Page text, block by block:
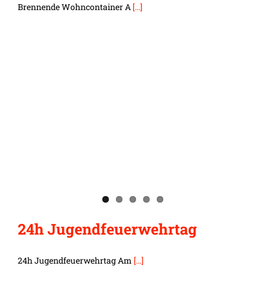
Brennende Wohncontainer A [...]
24h Jugendfeuerwehrtag
24h Jugendfeuerwehrtag Am [...]